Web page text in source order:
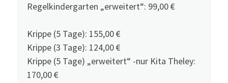
Regelkindergarten „erweitert“: 99,00 €
Krippe (5 Tage): 155,00 €
Krippe (3 Tage): 124,00 €
Krippe (5 Tage) „erweitert“ -nur Kita Theley:
170,00 €